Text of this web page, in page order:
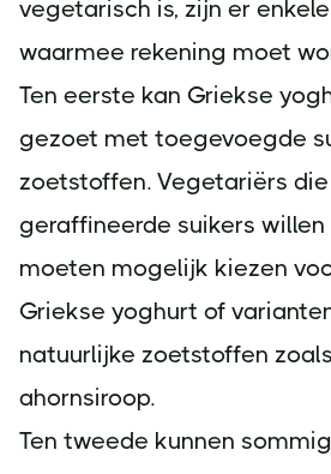
vegetarisch is, zijn er
waarmee rekening moet
Ten eerste kan Griekse
gezoet met toegevoegde
zoetstoffen. Vegetariërs
geraffineerde suikers willen
moeten mogelijk kiezen
Griekse yoghurt of
natuurlijke zoetstoffen
ahornsiroop.
Ten tweede kunnen